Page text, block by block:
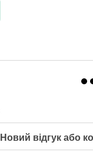
Новий відгук або